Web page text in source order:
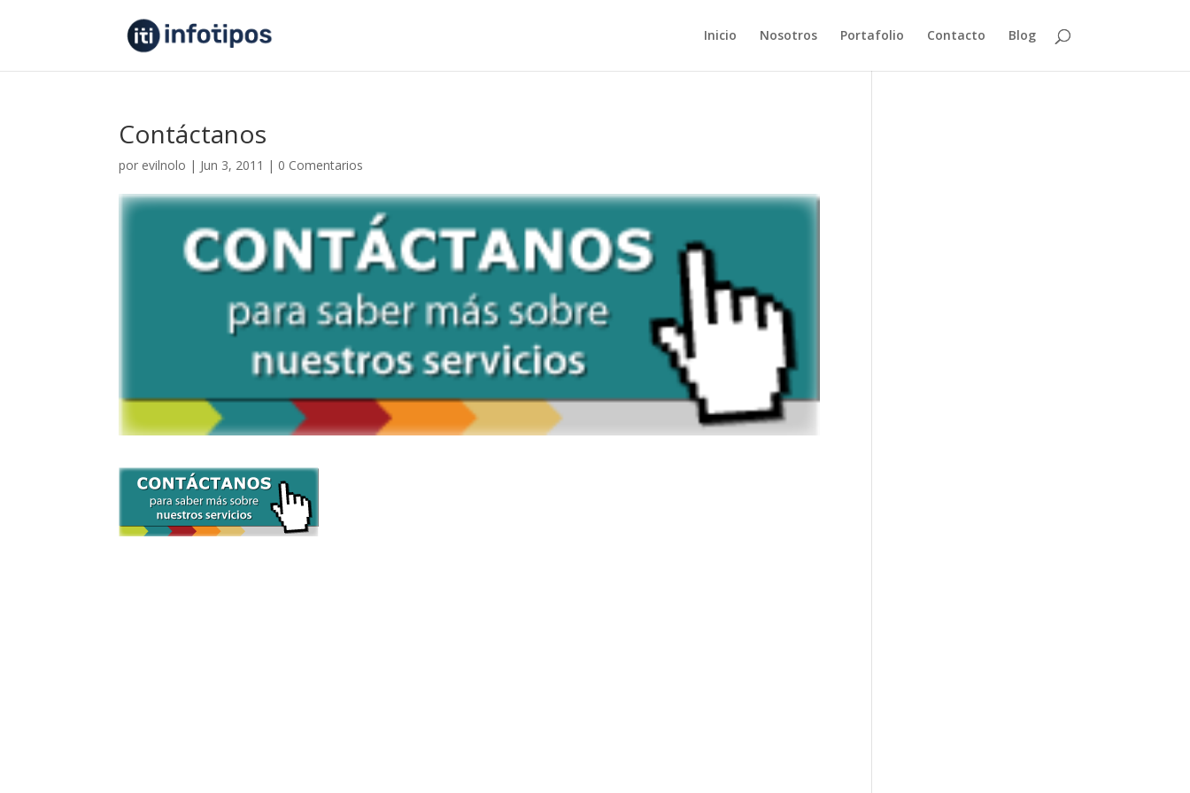
Inicio Nosotros Portafolio Contacto Blog
Contáctanos
por evilnolo | Jun 3, 2011 | 0 Comentarios